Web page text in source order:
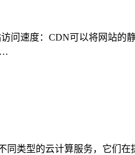
问速度：CDN可以将网站
同类型的云计算服务，它